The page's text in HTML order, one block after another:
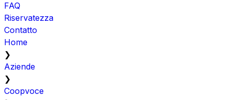
FAQ
Riservatezza
Contatto
Home
❯
Aziende
❯
Coopvoce